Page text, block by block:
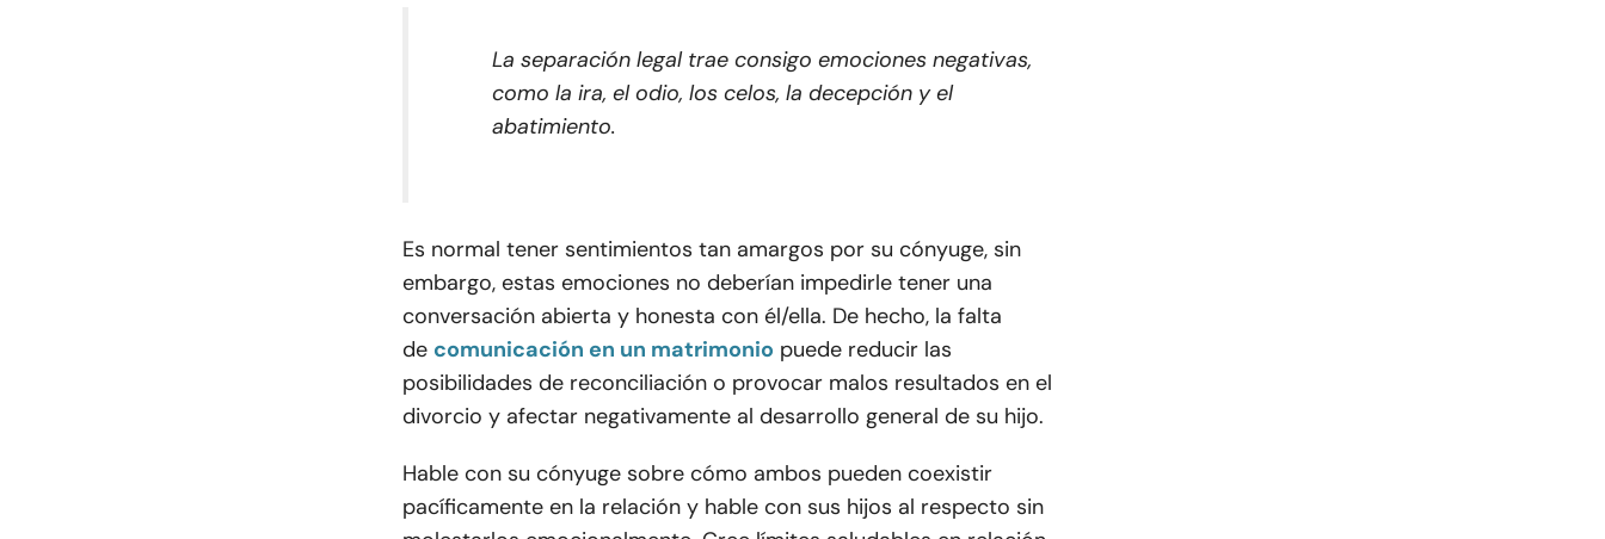
La separación legal trae consigo emociones negativas,
como la ira, el odio, los celos, la decepción y el
abatimiento.
Es normal tener sentimientos tan amargos por su cónyuge, sin
embargo, estas emociones no deberían impedirle tener una
conversación abierta y honesta con él/ella. De hecho, la falta
de comunicación en un matrimonio puede reducir las
posibilidades de reconciliación o provocar malos resultados en el
divorcio y afectar negativamente al desarrollo general de su hijo.
Hable con su cónyuge sobre cómo ambos pueden coexistir
pacíficamente en la relación y hable con sus hijos al respecto sin